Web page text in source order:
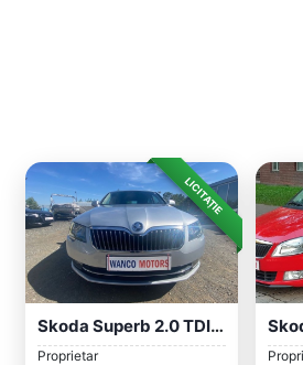
LICITAȚIE
Skoda Superb 2.0 TDI Green Tec 4x4 DSG
Proprietar